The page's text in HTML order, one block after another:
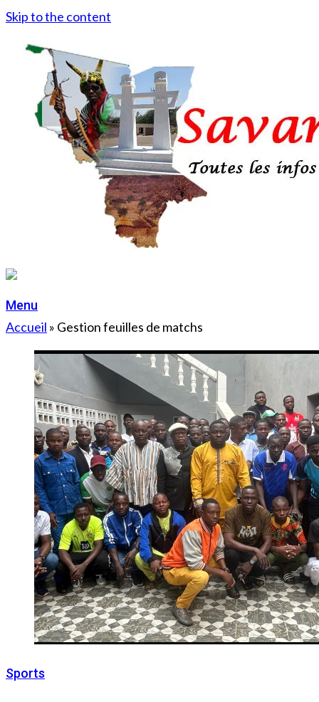
Skip to the content
Menu
Accueil » Gestion feuilles de matchs
Sports